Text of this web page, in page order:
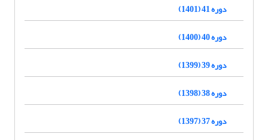
دوره 41 (1401)
دوره 40 (1400)
دوره 39 (1399)
دوره 38 (1398)
دوره 37 (1397)